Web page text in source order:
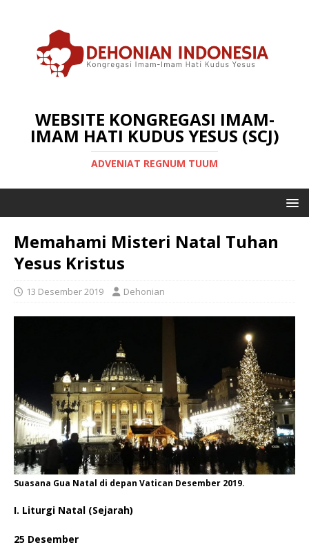
WEBSITE KONGREGASI IMAM-
IMAM HATI KUDUS YESUS (SCJ)
ADVENIAT REGNUM TUUM
Memahami Misteri Natal Tuhan
Yesus Kristus
13 Desember 2019 Dehonian
Suasana Gua Natal di depan Vatican Desember 2019.
I. Liturgi Natal (Sejarah)
25 Desember